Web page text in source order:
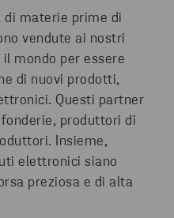
di materie prime di
vendute ai nostri
mondo per essere
di nuovi prodotti,
Questi partner
produttori di
Insieme,
elettronici siano
preziosa e di alta